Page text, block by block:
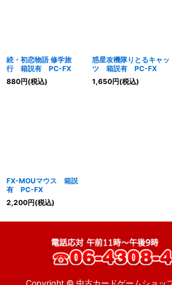
続・初恋物語 修学旅
行 箱説有 PC-FX
880円(税込)
惑星攻機隊りとるキャッ
ツ 箱説有 PC-FX
1,650円(税込)
FX-MOUマウス 箱説
有 PC-FX
2,200円(税込)
Copyright © 中古カードゲームショッ